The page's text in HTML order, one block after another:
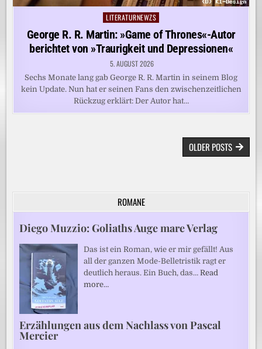
Posted
in
LITERATURNEWZS
George R. R. Martin: »Game of Thrones«-Autor
berichtet von »Traurigkeit und Depressionen«
5. AUGUST 2026
Sechs Monate lang gab George R. R. Martin in seinem Blog
kein Update. Nun hat er seinen Fans den zwischenzeitlichen
Rückzug erklärt: Der Autor hat…
BEITRAGSNAVIGATIONOLDER POSTS
ROMANE
Diego Muzzio: Goliaths Auge mare Verlag
Das ist ein Roman, wie er mir gefällt! Aus
all der ganzen Mode-Belletristik ragt er
deutlich heraus. Ein Buch, das…Read
more…
Erzählungen aus dem Nachlass von Pascal
Mercier